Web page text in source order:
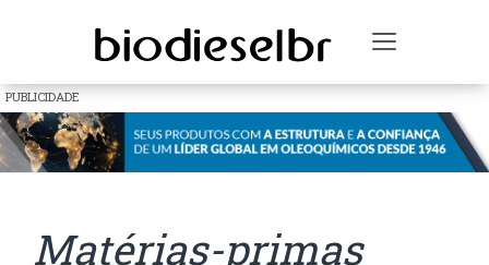
Toggle
PUBLICIDADE
Matérias-primas